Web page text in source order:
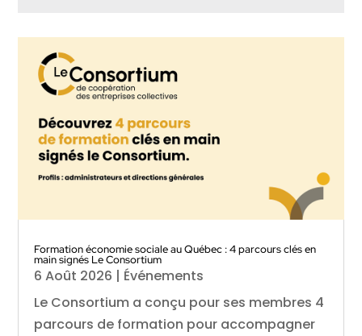
Formation économie sociale au Québec : 4 parcours clés en
main signés Le Consortium
6 Août 2026 | Événements
Le Consortium a conçu pour ses membres 4
parcours de formation pour accompagner